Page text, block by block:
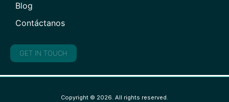
Blog
Contáctanos
GET IN TOUCH
Copyright © 2026. All rights reserved.